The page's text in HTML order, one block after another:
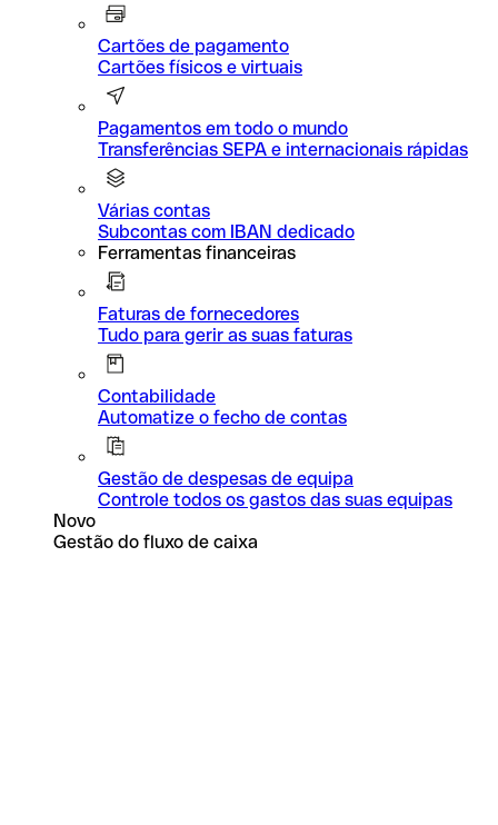
Cartões de pagamento
Cartões físicos e virtuais
Pagamentos em todo o mundo
Transferências SEPA e internacionais rápidas
Várias contas
Subcontas com IBAN dedicado
Ferramentas financeiras
Faturas de fornecedores
Tudo para gerir as suas faturas
Contabilidade
Automatize o fecho de contas
Gestão de despesas de equipa
Controle todos os gastos das suas equipas
Novo
Gestão do fluxo de caixa